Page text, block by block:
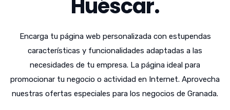
Huéscar.
Encarga tu página web personalizada con estupendas
características y funcionalidades adaptadas a las
necesidades de tu empresa. La página ideal para
promocionar tu negocio o actividad en Internet. Aprovecha
nuestras ofertas especiales para los negocios de Granada.